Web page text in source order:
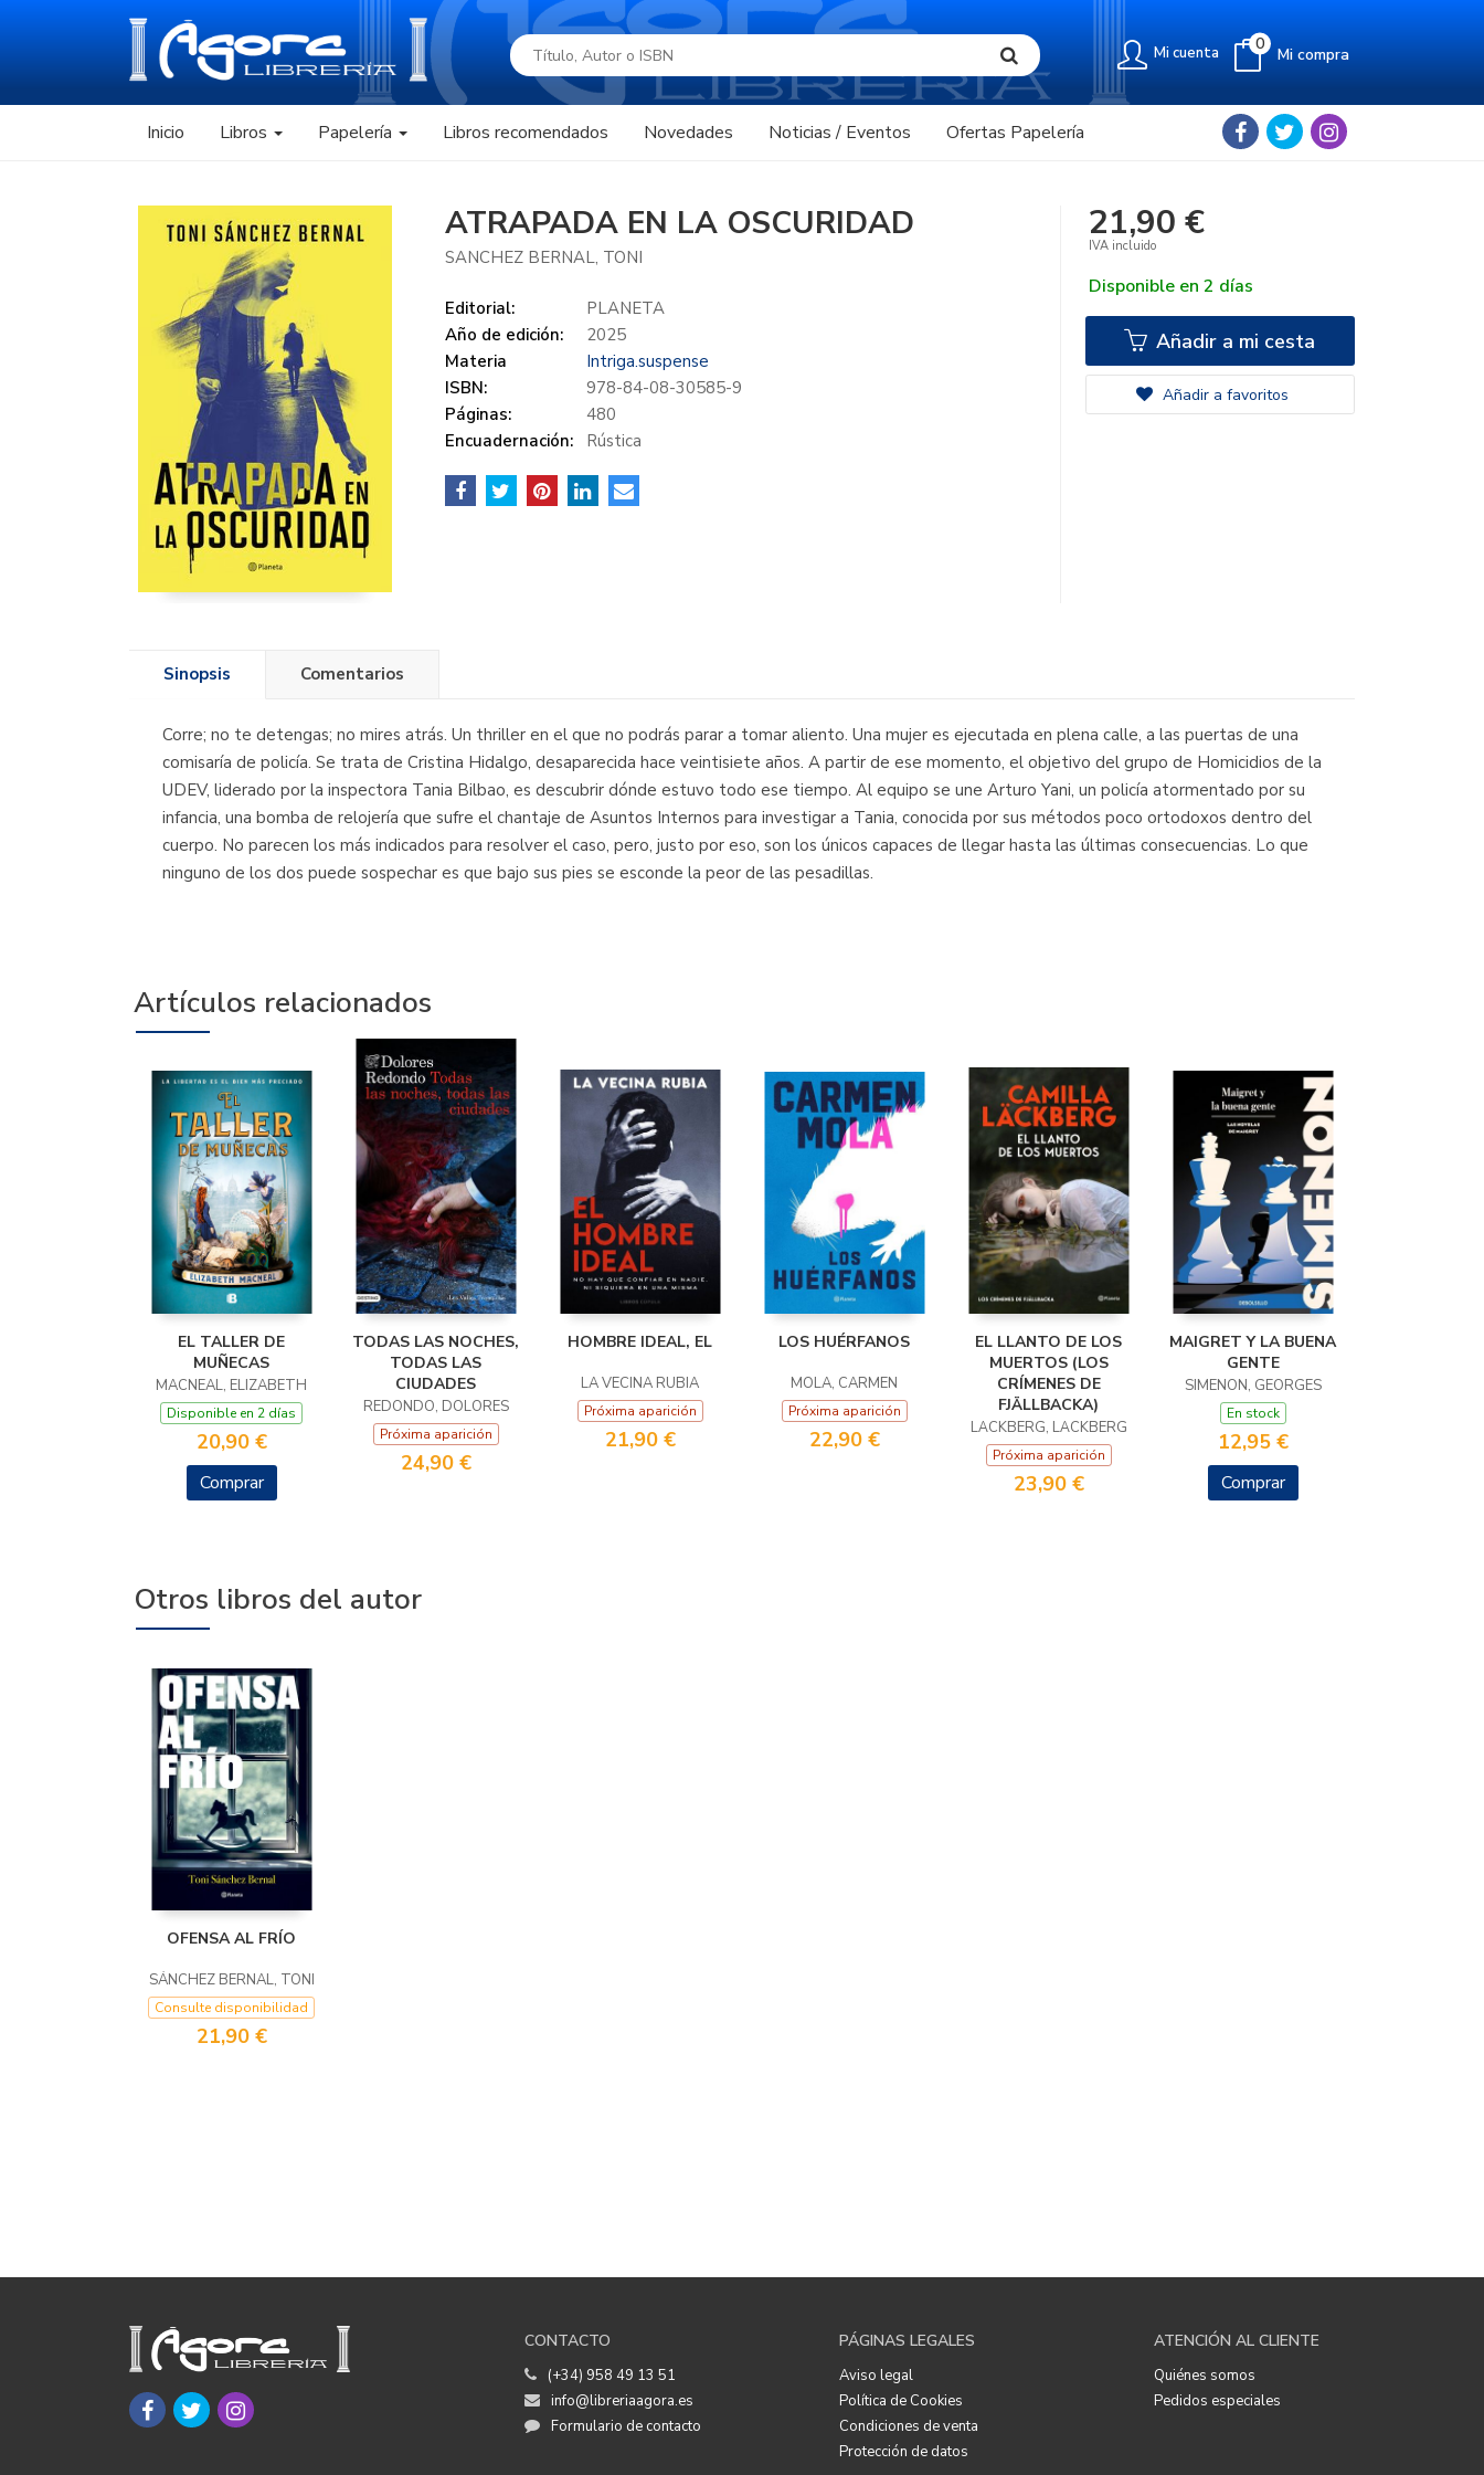
Mi cuenta Mi compra
0
Inicio Libros Papelería Libros recomendados Novedades Noticias / Eventos Ofertas Papelería
ATRAPADA EN LA OSCURIDAD
SANCHEZ BERNAL, TONI
Editorial:
PLANETA
Año de edición:
2025
Materia
Intriga.suspense
ISBN:
978-84-08-30585-9
Páginas:
480
Encuadernación:
Rústica
21,90 €
IVA incluido
Disponible en 2 días
Añadir a mi cesta
Añadir a favoritos
Sinopsis Comentarios
Corre; no te detengas; no mires atrás. Un thriller en el que no podrás parar a tomar aliento. Una mujer es ejecutada en plena calle, a las puertas de una
comisaría de policía. Se trata de Cristina Hidalgo, desaparecida hace veintisiete años. A partir de ese momento, el objetivo del grupo de Homicidios de la
UDEV, liderado por la inspectora Tania Bilbao, es descubrir dónde estuvo todo ese tiempo. Al equipo se une Arturo Yani, un policía atormentado por su
infancia, una bomba de relojería que sufre el chantaje de Asuntos Internos para investigar a Tania, conocida por sus métodos poco ortodoxos dentro del
cuerpo. No parecen los más indicados para resolver el caso, pero, justo por eso, son los únicos capaces de llegar hasta las últimas consecuencias. Lo que
ninguno de los dos puede sospechar es que bajo sus pies se esconde la peor de las pesadillas.
Artículos relacionados
EL TALLER DE
MUÑECAS
MACNEAL, ELIZABETH
Disponible en 2 días
20,90 €
Comprar
TODAS LAS NOCHES,
TODAS LAS
CIUDADES
REDONDO, DOLORES
Próxima aparición
24,90 €
HOMBRE IDEAL, EL
LA VECINA RUBIA
Próxima aparición
21,90 €
LOS HUÉRFANOS
MOLA, CARMEN
Próxima aparición
22,90 €
EL LLANTO DE LOS
MUERTOS (LOS
CRÍMENES DE
FJÄLLBACKA)
LÄCKBERG, LÄCKBERG
Próxima aparición
23,90 €
MAIGRET Y LA BUENA
GENTE
SIMENON, GEORGES
En stock
12,95 €
Comprar
Otros libros del autor
OFENSA AL FRÍO
SÁNCHEZ BERNAL, TONI
Consulte disponibilidad
21,90 €
CONTACTO
(+34) 958 49 13 51
info@libreriaagora.es
Formulario de contacto
PÁGINAS LEGALES
Aviso legal
Política de Cookies
Condiciones de venta
Protección de datos
ATENCIÓN AL CLIENTE
Quiénes somos
Pedidos especiales